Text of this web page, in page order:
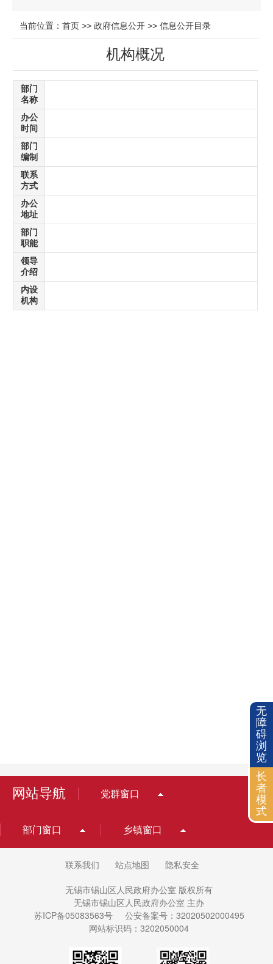
网站导航 党群窗口
部门窗口 乡镇窗口
联系我们 站点地图 隐私安全
无锡市锡山区人民政府办公室 版权所有
无锡市锡山区人民政府办公室 主办
苏ICP备05083563号
公安备案号：32020502000495
网站标识码：3202050004
无
障
碍
浏
览
长
者
模
式